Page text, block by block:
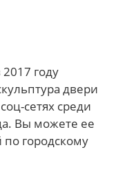
году
двери
сетях среди
Вы можете ее
по городскому